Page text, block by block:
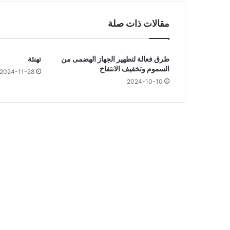
ع
ا
ا
ل
ن
م
مقالات ذات صلة
طرق فعالة لتطهير الجهاز الهضمى من
السموم وتخفيف الانتفاخ
2024-10-10
تهنئة
2024-11-28